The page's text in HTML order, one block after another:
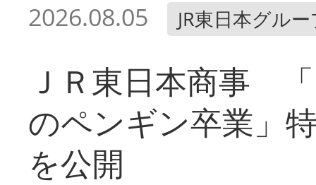
2026.08.05 JR東日本グル
ＪＲ東日本商事
のペンギン卒業」
を公開